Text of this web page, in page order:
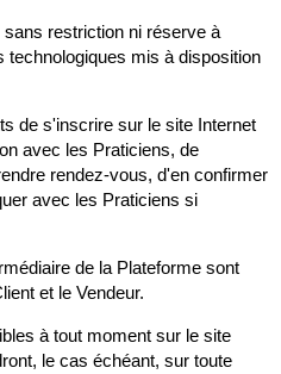
restriction ni réserve à
technologiques mis à disposition
de s'inscrire sur le site Internet
avec les Praticiens, de
rendez-vous, d'en confirmer
avec les Praticiens si
de la Plateforme sont
et le Vendeur.
à tout moment sur le site
le cas échéant, sur toute